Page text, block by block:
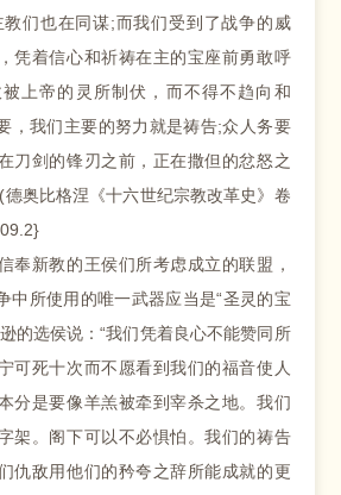
们也在同谋;而我们受到了战争的威
凭着信心和祈祷在主的宝座前勇敢呼
上帝的灵所制伏，而不得不趋向和
，我们主要的努力就是祷告;众人务要
刀剑的锋刃之前，正在撒但的忿怒之
德奥比格涅《十六世纪宗教改革史》卷
新教的王侯们所考虑成立的联盟，
中所使用的唯一武器应当是“圣灵的宝
的选侯说：“我们凭着良心不能赞同所
可死十次而不愿看到我们的福音使人
分是要像羊羔被牵到宰杀之地。我们
架。阁下可以不必惧怕。我们的祷告
仇敌用他们的矜夸之辞所能成就的更